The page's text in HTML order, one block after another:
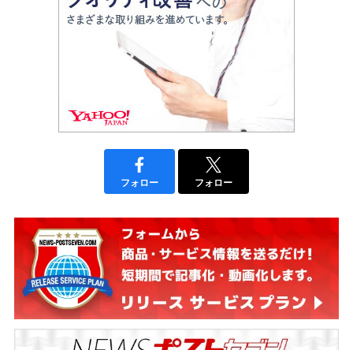
フォロー フォロー